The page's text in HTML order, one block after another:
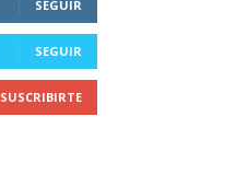
SEGUIR
SEGUIR
SUSCRIBIRTE